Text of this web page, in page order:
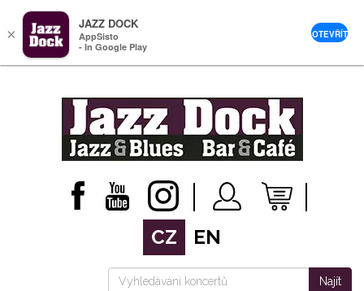
CZ EN
Najít
×
JAZZ DOCK
AppSisto
- In Google Play
OTEVŘÍT